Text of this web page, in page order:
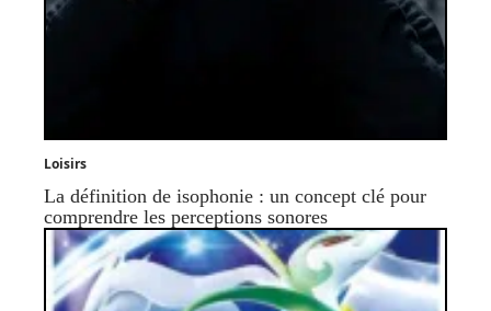
Loisirs
La définition de isophonie : un concept clé pour
comprendre les perceptions sonores